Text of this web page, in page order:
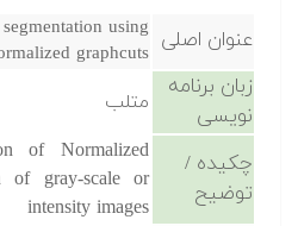
عنوان اصلی using
graphcuts
زبان برنامه
نویسی
متلب
چکیده /
توضیح
of Normalized
of gray-scale or
intensity images